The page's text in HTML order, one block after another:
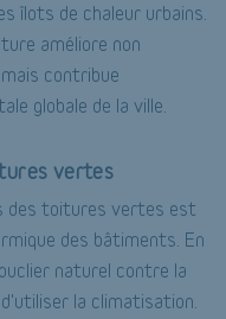
îlots de chaleur urbains.
améliore non
contribue
globale de la ville.
vertes
des toitures vertes est
des bâtiments. En
naturel contre la
la climatisation.